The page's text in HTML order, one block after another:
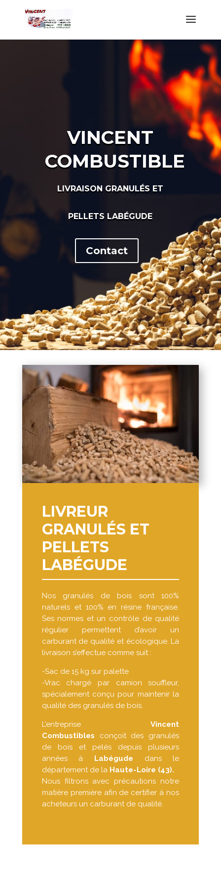
VINCENT
COMBUSTIBLE
LIVRAISON GRANULÉS ET
PELLETS LABÉGUDE
Contact
LIVREUR
GRANULÉS ET
PELLETS
LABÉGUDE
Nos granulés de bois sont 100%
naturels et 100% en résine française.
Ses normes et un contrôle de qualité
régulier permettent d’avoir un
carburant de qualité et écologique. La
livraison s’effectue comme suit :
-Sac de 15 kg sur palette
-Vrac chargé par camion souffleur,
spécialement conçu pour maintenir la
qualité des granulés de bois.
L’entrepriseVincent
Combustibles conçoit des granulés
de bois et pelés depuis plusieurs
années à Labégude dans le
département de la Haute-Loire (43).
Nous filtrons avec précautions notre
matière première afin de certifier à nos
acheteurs un carburant de qualité.